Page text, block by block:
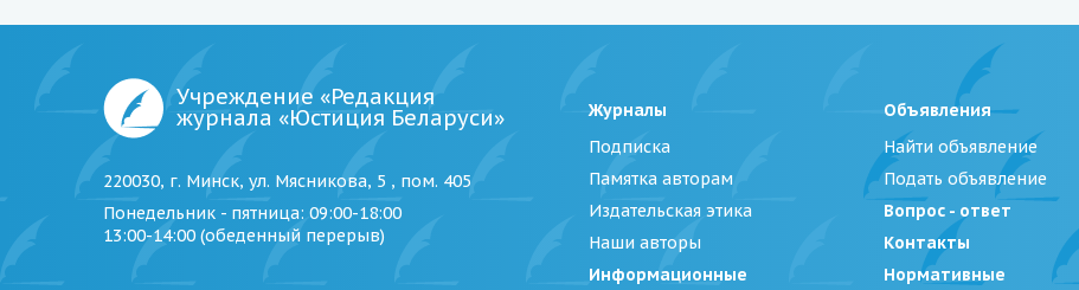
Учреждение «Редакция
журнала «Юстиция Беларуси»
220030, г. Минск, ул. Мясникова, 5 , пом. 405
Понедельник - пятница: 09:00-18:00
13:00-14:00 (обеденный перерыв)
Журналы
Подписка
Памятка авторам
Издательская этика
Наши авторы
Информационные
Объявления
Найти объявление
Подать объявление
Вопрос - ответ
Контакты
Нормативные